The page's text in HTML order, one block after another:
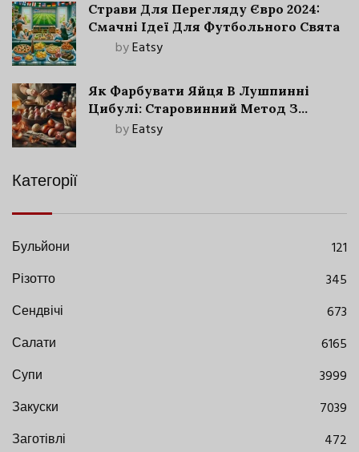
Страви Для Перегляду Євро 2024:
Смачні Ідеї Для Футбольного Свята
byEatsy
Як Фарбувати Яйця В Лушпинні
Цибулі: Старовинний Метод З
Сучасними Нюансами
byEatsy
Категорії
Бульйони
121
Різотто
345
Сендвічі
673
Салати
6165
Супи
3999
Закуски
7039
Заготівлі
472